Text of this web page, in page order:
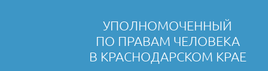
УПОЛНОМОЧЕННЫЙ
ПО ПРАВАМ ЧЕЛОВЕКА
В КРАСНОДАРСКОМ КРАЕ